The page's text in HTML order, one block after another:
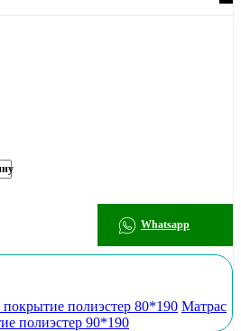
Whatsapp
полиэстер 80*190 Матрас
полиэстер 90*190